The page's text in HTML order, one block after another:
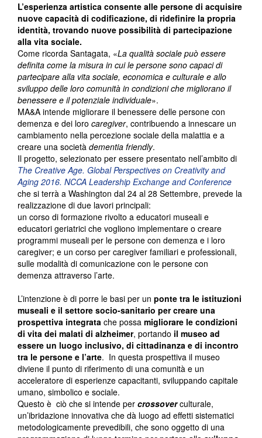
L’esperienza artistica consente alle persone di acquisire
nuove capacità di codificazione, di ridefinire la propria
identità, trovando nuove possibilità di partecipazione
alla vita sociale.
Come ricorda Santagata, «La qualità sociale può essere
definita come la misura in cui le persone sono capaci di
partecipare alla vita sociale, economica e culturale e allo
sviluppo delle loro comunità in condizioni che migliorano il
benessere e il potenziale individuale».
MA&A intende migliorare il benessere delle persone con
demenza e dei loro caregiver, contribuendo a innescare un
cambiamento nella percezione sociale della malattia e a
creare una società dementia friendly.
Il progetto, selezionato per essere presentato nell’ambito di
The Creative Age. Global Perspectives on Creativity and
Aging 2016. NCCA Leadership Exchange and Conference
che si terrà a Washington dal 24 al 28 Settembre, prevede la
realizzazione di due lavori principali:
un corso di formazione rivolto a educatori museali e
educatori geriatrici che vogliono implementare o creare
programmi museali per le persone con demenza e i loro
caregiver; e un corso per caregiver familiari e professionali,
sulle modalità di comunicazione con le persone con
demenza attraverso l’arte.
L’intenzione è di porre le basi per un ponte tra le istituzioni
museali e il settore socio-sanitario per creare una
prospettiva integrata che possa migliorare le condizioni
di vita dei malati di alzheimer, portando il museo ad
essere un luogo inclusivo, di cittadinanza e di incontro
tra le persone e l’arte. In questa prospettiva il museo
diviene il punto di riferimento di una comunità e un
acceleratore di esperienze capacitanti, sviluppando capitale
umano, simbolico e sociale.
Questo è ciò che si intende per crossoverculturale,
un’ibridazione innovativa che dà luogo ad effetti sistematici
metodologicamente prevedibili, che sono oggetto di una